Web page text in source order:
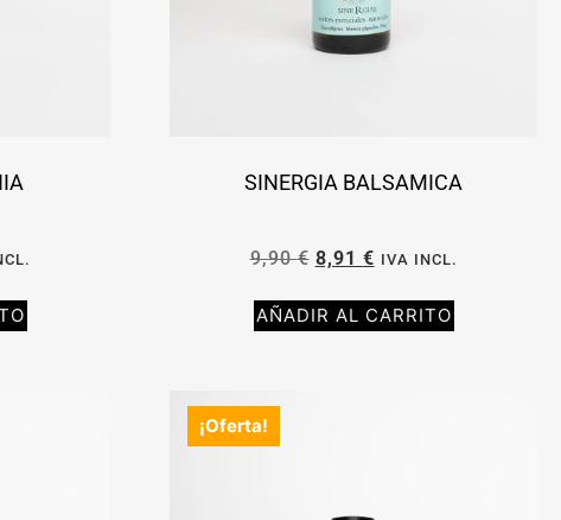
SINERGIA BALSAMICA
9,90€ 8,91 € IVA INCL.
AÑADIR AL CARRITO
¡Oferta!